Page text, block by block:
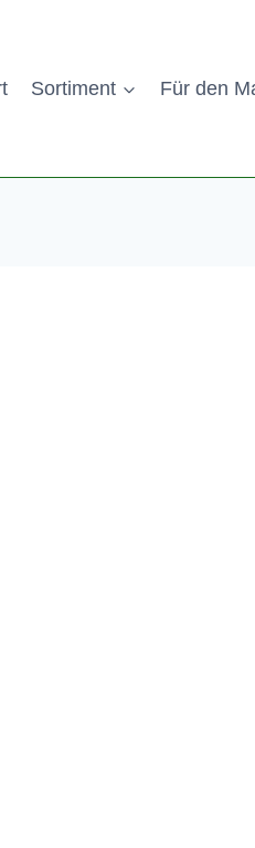
Sortiment Für den